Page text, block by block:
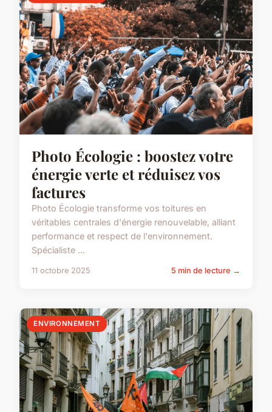
Photo Écologie : boostez votre
énergie verte et réduisez vos
factures
Photo Écologie transforme vos toitures en
véritables centrales d'énergie renouvelable, alliant
performance et respect de l'environnement.
Spécialiste ...
11 octobre 2025 5 min de lecture →
ENVIRONNEMENT